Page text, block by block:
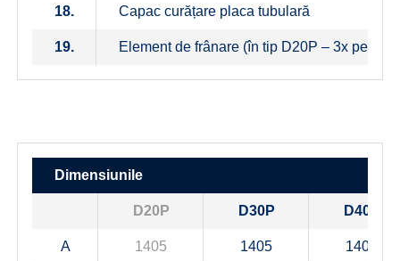
18. Capac curățare placa tubulară
19. Element de frânare (în tip D20P – 3x perie,
Dimensiunile
D20P D30P D40P
A 1405 1405 1405